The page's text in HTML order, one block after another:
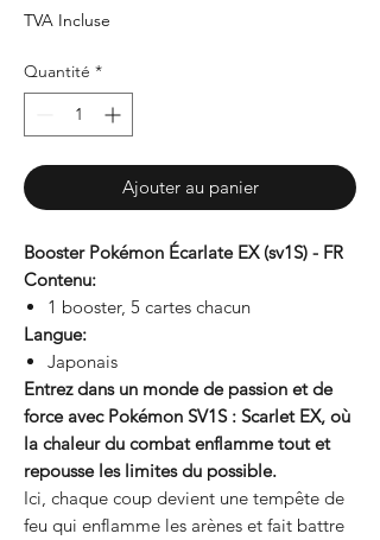
TVA Incluse
Quantité *
Ajouter au panier
Booster Pokémon Écarlate EX (sv1S) - FR
Contenu:
1 booster, 5 cartes chacun
Langue:
Japonais
Entrez dans un monde de passion et de
force avec Pokémon SV1S : Scarlet EX, où
la chaleur du combat enflamme tout et
repousse les limites du possible.
Ici, chaque coup devient une tempête de
feu qui enflamme les arènes et fait battre